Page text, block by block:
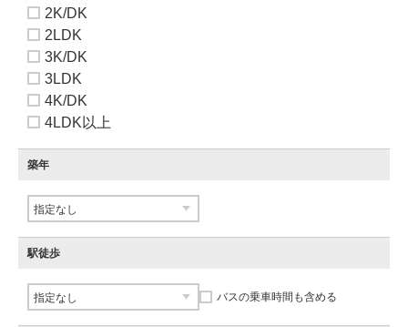
2K/DK
2LDK
3K/DK
3LDK
4K/DK
4LDK以上
築年
駅徒歩
バスの乗車時間も含める